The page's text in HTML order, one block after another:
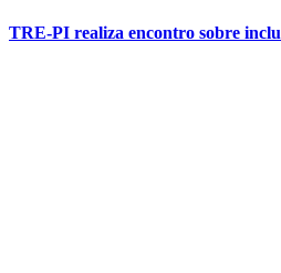
TRE-PI realiza encontro sobre